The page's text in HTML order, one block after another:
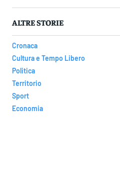
ALTRE STORIE
Cronaca
Cultura e Tempo Libero
Politica
Territorio
Sport
Economia